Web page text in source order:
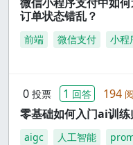
订单状态错乱？
前端 微信支付 小程
0 投票 1 回答 194
零基础如何入门ai训练
aigc 人工智能